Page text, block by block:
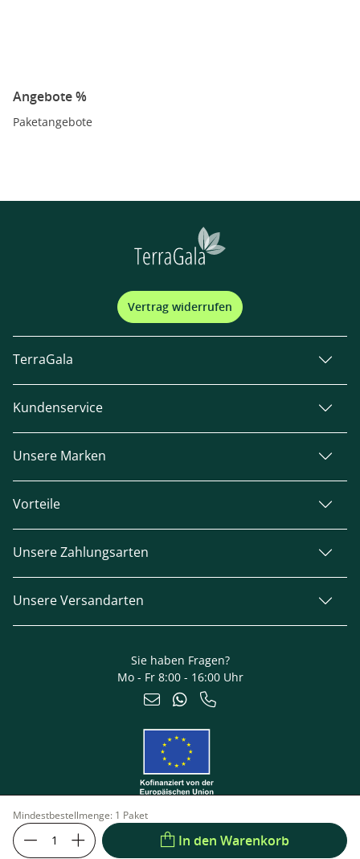
Mindestbestellmenge: 1 Paket
In den Warenkorb
Angebote %
Paketangebote
Vertrag widerrufen
TerraGala
Kundenservice
Unsere Marken
Vorteile
Unsere Zahlungsarten
Unsere Versandarten
Sie haben Fragen?
Mo - Fr 8:00 - 16:00 Uhr
Impressum © 2026 TerraGala Datenschutz